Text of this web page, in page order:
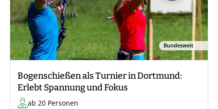
Bundesweit
Bogenschießen als Turnier in Dortmund:
Erlebt Spannung und Fokus
ab 20 Personen